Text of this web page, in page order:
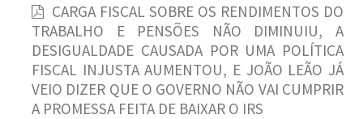
CARGA FISCAL SOBRE OS RENDIMENTOS DO
TRABALHO E PENSÕES NÃO DIMINUIU, A
DESIGUALDADE CAUSADA POR UMA POLÍTICA
FISCAL INJUSTA AUMENTOU, E JOÃO LEÃO JÁ
VEIO DIZER QUE O GOVERNO NÃO VAI CUMPRIR
A PROMESSA FEITA DE BAIXAR O IRS